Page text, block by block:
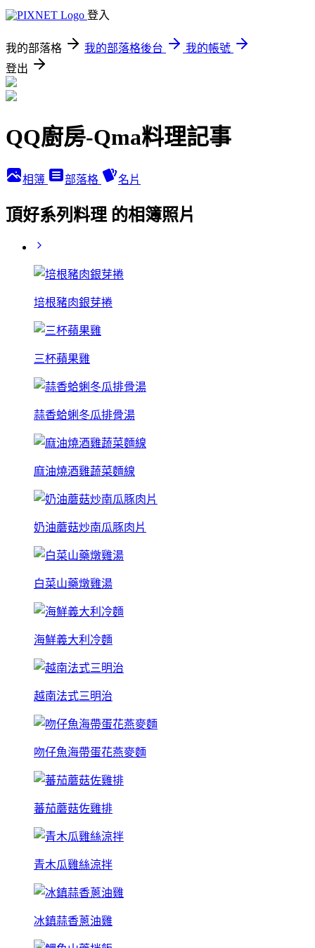
登入
我的部落格 我的部落格後台
我的帳號
登出
QQ廚房-Qma料理記事
相簿 部落格 名片
頂好系列料理 的相簿照片
培根豬肉銀芽捲
三杯蘋果雞
蒜香蛤蜊冬瓜排骨湯
麻油燒酒雞蔬菜麵線
奶油蘑菇炒南瓜豚肉片
白菜山藥燉雞湯
海鮮義大利冷麵
越南法式三明治
吻仔魚海帶蛋花燕麥麵
蕃茄蘑菇佐雞排
青木瓜雞絲涼拌
冰鎮蒜香蔥油雞